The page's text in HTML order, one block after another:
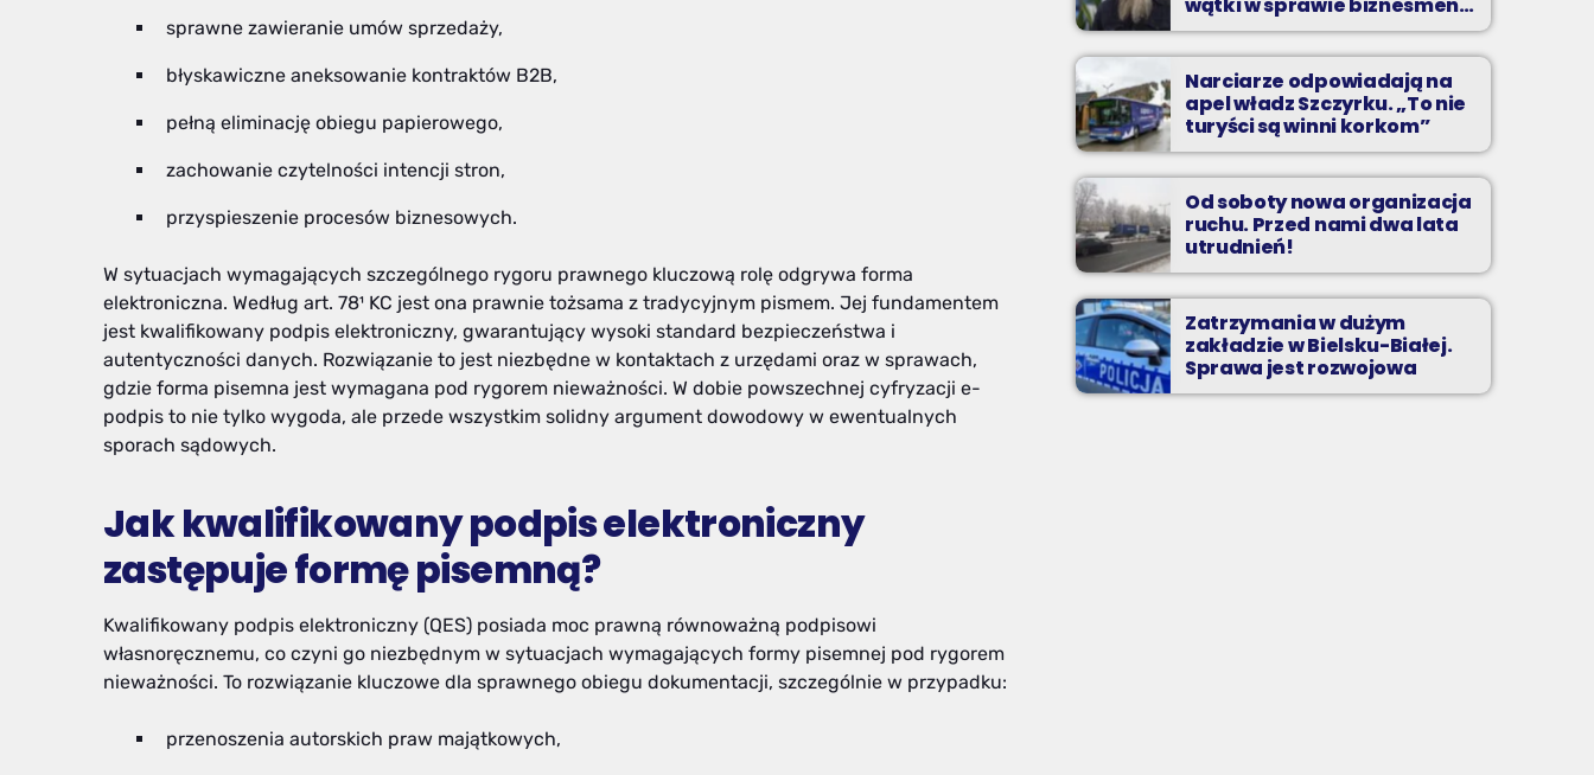
sprawne zawieranie umów sprzedaży,
błyskawiczne aneksowanie kontraktów B2B,
pełną eliminację obiegu papierowego,
zachowanie czytelności intencji stron,
przyspieszenie procesów biznesowych.
W sytuacjach wymagających szczególnego rygoru prawnego kluczową rolę odgrywa forma
elektroniczna. Według art. 78¹ KC jest ona prawnie tożsama z tradycyjnym pismem. Jej fundamentem
jest kwalifikowany podpis elektroniczny, gwarantujący wysoki standard bezpieczeństwa i
autentyczności danych. Rozwiązanie to jest niezbędne w kontaktach z urzędami oraz w sprawach,
gdzie forma pisemna jest wymagana pod rygorem nieważności. W dobie powszechnej cyfryzacji e-
podpis to nie tylko wygoda, ale przede wszystkim solidny argument dowodowy w ewentualnych
sporach sądowych.
Jak kwalifikowany podpis elektroniczny
zastępuje formę pisemną?
Kwalifikowany podpis elektroniczny (QES) posiada moc prawną równoważną podpisowi
własnoręcznemu, co czyni go niezbędnym w sytuacjach wymagających formy pisemnej pod rygorem
nieważności. To rozwiązanie kluczowe dla sprawnego obiegu dokumentacji, szczególnie w przypadku:
przenoszenia autorskich praw majątkowych,
wątki w sprawie biznesmena
z Bielska-Białej
Narciarze odpowiadają na
apel władz Szczyrku. „To nie
turyści są winni korkom”
Od soboty nowa organizacja
ruchu. Przed nami dwa lata
utrudnień!
Zatrzymania w dużym
zakładzie w Bielsku-Białej.
Sprawa jest rozwojowa